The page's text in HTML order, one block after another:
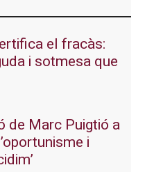
el fracàs:
i sotmesa que
de Marc Puigtió a
i